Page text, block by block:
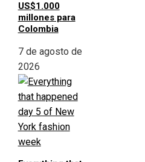
US$1.000
millones para
Colombia
7 de agosto de
2026